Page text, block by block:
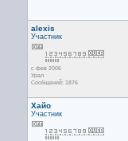
alexis
Участник
с фев 2006
Урал
Сообщений: 1876
Хайо
Участник